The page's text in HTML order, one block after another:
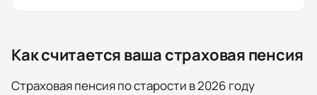
Как считается ваша страховая пенсия
Страховая пенсия по старости в2026 году